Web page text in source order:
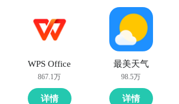
WPS Office
867.1万
详情
最美天气
98.5万
详情